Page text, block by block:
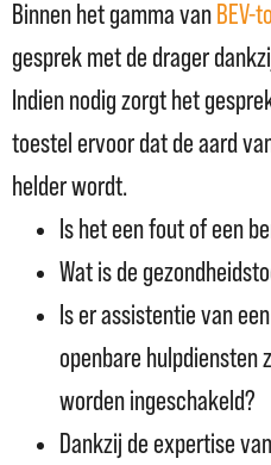
Binnen het gamma van BEV-
gesprek met de drager
Indien nodig zorgt het
toestel ervoor dat de aard
helder wordt.
Is het een fout of een
Wat is de
Is er assistentie van
openbare hulpdiensten
worden ingeschakeld?
Dankzij de expertise